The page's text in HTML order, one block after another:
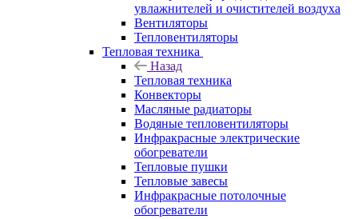
увлажнителей и очистителей воздуха
Вентиляторы
Тепловентиляторы
Тепловая техника
Назад
Тепловая техника
Конвекторы
Масляные радиаторы
Водяные тепловентиляторы
Инфракрасные электрические
обогреватели
Тепловые пушки
Тепловые завесы
Инфракрасные потолочные
обогреватели